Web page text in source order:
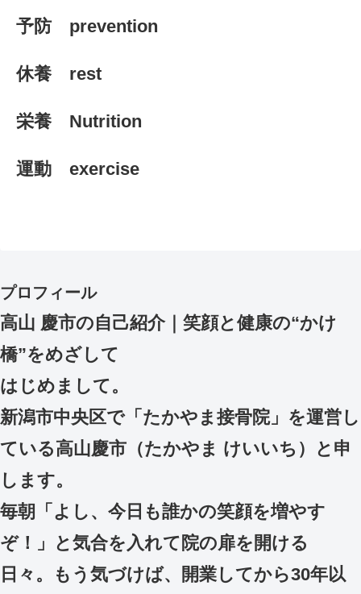
予防 prevention
休養 rest
栄養 Nutrition
運動 exercise
プロフィール
高山 慶市の自己紹介｜笑顔と健康の“かけ
橋”をめざして
はじめまして。
新潟市中央区で「たかやま接骨院」を運営し
ている高山慶市（たかやま けいいち）と申
します。
毎朝「よし、今日も誰かの笑顔を増やす
ぞ！」と気合を入れて院の扉を開ける
日々。もう気づけば、開業してから30年以